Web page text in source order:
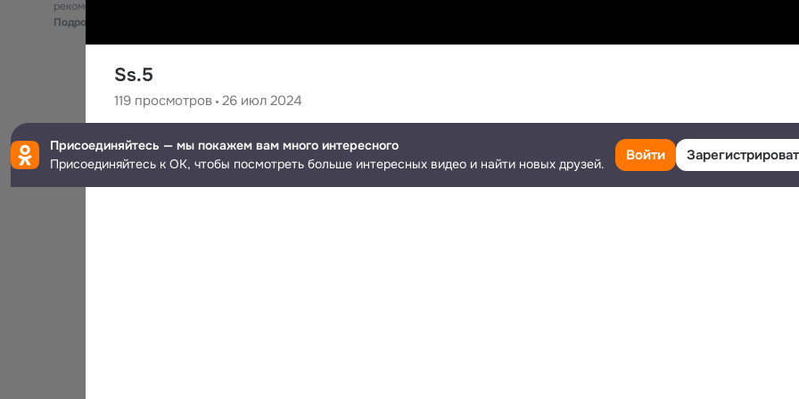
Ss.5
119 просмотров 26 июл 2024
95 подписчиков
Поделиться Ещё
рекомендательные технологии
Подробнее
Присоединяйтесь — мы покажем вам много интересного
Присоединяйтесь к ОК, чтобы посмотреть больше интересных видео и найти новых друзей.
Войти